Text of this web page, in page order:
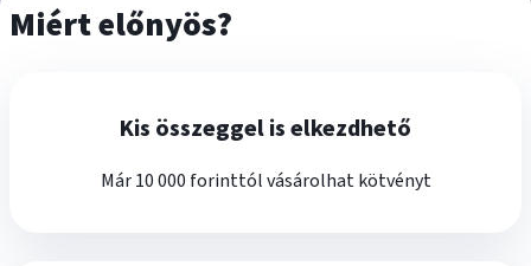
Miért előnyös?
Kis összeggel is elkezdhető
Már 10 000 forinttól vásárolhat kötvényt